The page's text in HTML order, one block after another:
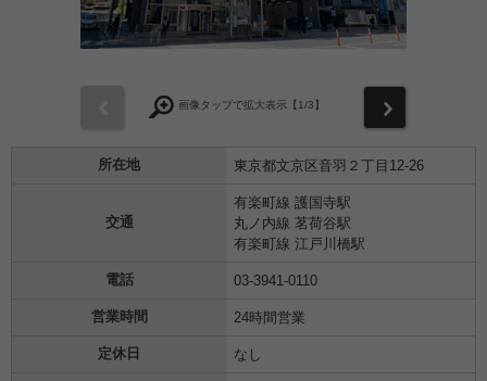
画像タップで拡大表示【 1/3】
所在地 東京都文京区音羽２丁目12-26
交通
有楽町線 護国寺駅
丸ノ内線 茗荷谷駅
有楽町線 江戸川橋駅
電話 03-3941-0110
営業時間 24時間営業
定休日 なし